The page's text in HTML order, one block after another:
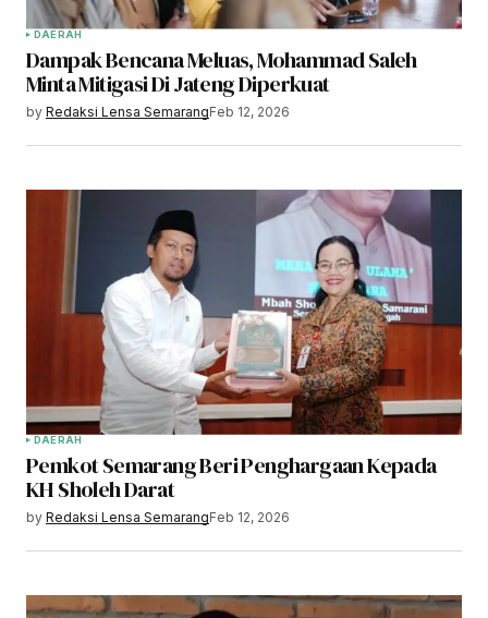
DAERAH
Dampak Bencana Meluas, Mohammad Saleh
Minta Mitigasi Di Jateng Diperkuat
by Redaksi Lensa SemarangFeb 12, 2026
DAERAH
Pemkot Semarang Beri Penghargaan Kepada
KH Sholeh Darat
by Redaksi Lensa SemarangFeb 12, 2026